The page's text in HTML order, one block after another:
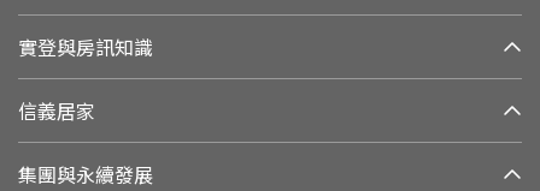
實登與房訊知識
信義居家
集團與永續發展